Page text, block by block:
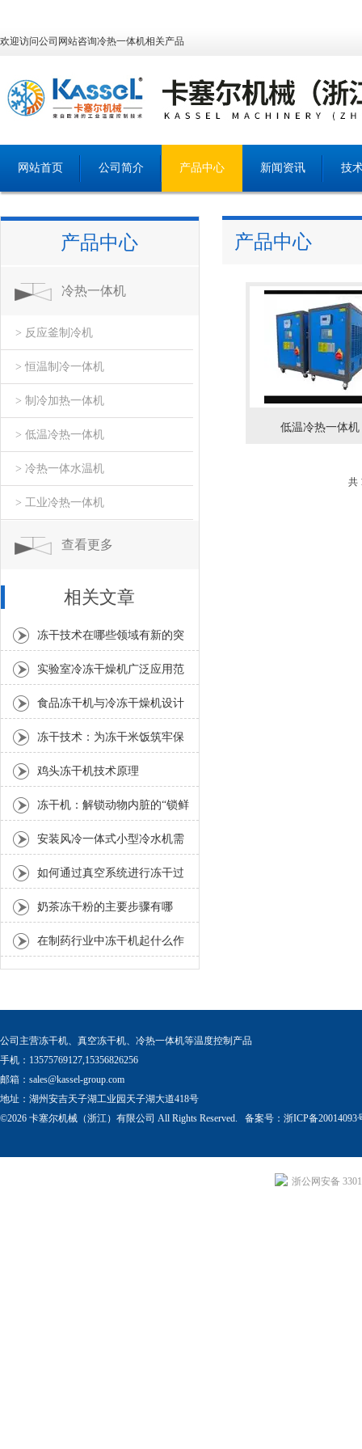
欢迎访问公司网站咨询冷热一体机相关产品
网站首页 公司简介 产品中心 新闻资讯 技
产品中心
冷热一体机
> 反应釜制冷机
> 恒温制冷一体机
> 制冷加热一体机
> 低温冷热一体机
> 冷热一体水温机
> 工业冷热一体机
查看更多
相关文章
冻干技术在哪些领域有新的突
破？
实验室冷冻干燥机广泛应用范
围有哪些？
食品冻干机与冷冻干燥机设计
理念的区别有哪些
冻干技术：为冻干米饭筑牢保
鲜防线
鸡头冻干机技术原理
冻干机：解锁动物内脏的“锁鲜
密码
安装风冷一体式小型冷水机需
要什么条件
如何通过真空系统进行冻干过
程？
奶茶冻干粉的主要步骤有哪
些？
在制药行业中冻干机起什么作
用
产品中心
低温冷热一体机
共
公司主营冻干机、真空冻干机、冷热一体机等温度控制产品
手机：13575769127,15356826256
邮箱： sales@kassel-group.com
地址：湖州安吉天子湖工业园天子湖大道418号
©2026 卡塞尔机械（浙江）有限公司 All Rights Reserved. 备案号： 浙ICP备20014093
浙公网安备